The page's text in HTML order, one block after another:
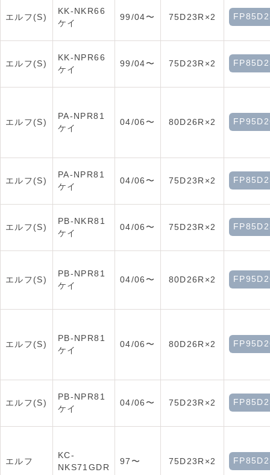
エルフ(S)
KK-NKR66
ケイ
99/04〜 75D23R×2
エルフ(S)
KK-NPR66
ケイ
99/04〜 75D23R×2
エルフ(S)
PA-NPR81
ケイ
04/06〜 80D26R×2
エルフ(S)
PA-NPR81
ケイ
04/06〜 75D23R×2
エルフ(S)
PB-NKR81
ケイ
04/06〜 75D23R×2
エルフ(S)
PB-NPR81
ケイ
04/06〜 80D26R×2
エルフ(S)
PB-NPR81
ケイ
04/06〜 80D26R×2
エルフ(S)
PB-NPR81
ケイ
04/06〜 75D23R×2
エルフ
KC-
NKS71GDR
97〜 75D23R×2